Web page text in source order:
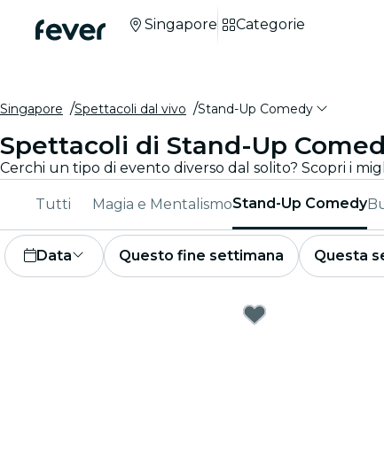
Singapore Categorie
Singapore Spettacoli dal vivo Stand-Up Comedy
Spettacoli di Stand-Up
Tutti Magia e MentalismoStand-Up Comedy
Data Questo fine settimana Questa